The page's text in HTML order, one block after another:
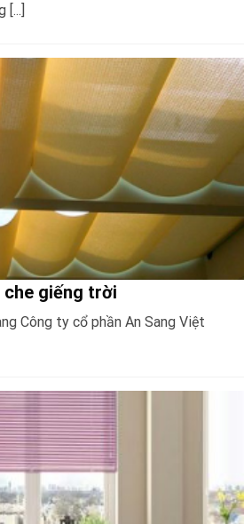
[...]
giếng trời
Công ty cổ phần An Sang Việt